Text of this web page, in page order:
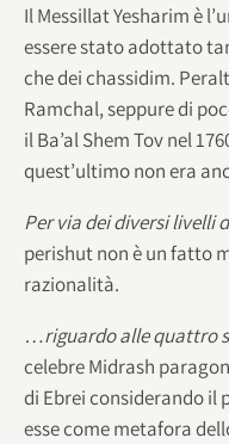
Il Messillat Yesharim è
essere stato adottato
che dei chassidim.
Ramchal, seppure di
il Ba’al Shem Tov nel
quest’ultimo non era
Per via dei diversi livelli
perishut non è un fatto
razionalità.
…riguardo alle quattro
celebre Midrash
di Ebrei considerando il
esse come metafora